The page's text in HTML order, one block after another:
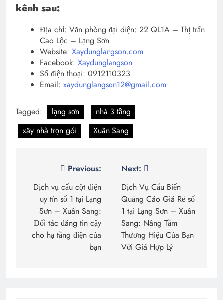
kênh sau:
Địa chỉ: Văn phòng đại diện: 22 QL1A – Thị trấn
Cao Lộc – Lạng Sơn
Website: Xaydunglangson.com
Facebook: Xaydunglangson
Số điện thoại: 0912110323
Email: xaydunglangson12@gmail.com
Tagged: lạng sơn
nhà 3 tầng
xây nhà trọn gói
Xuân Sang
hướng
bài
viết
Previous:
Dịch vụ cẩu cột điện
uy tín số 1 tại Lạng
Sơn – Xuân Sang:
Đối tác đáng tin cậy
cho hạ tầng điện của
bạn
Next:
Dịch Vụ Cẩu Biển
Quảng Cáo Giá Rẻ số
1 tại Lạng Sơn – Xuân
Sang: Nâng Tầm
Thương Hiệu Của Bạn
Với Giá Hợp Lý